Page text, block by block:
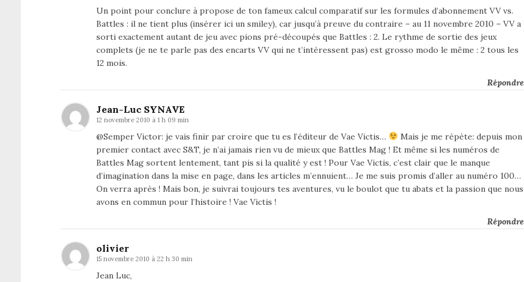
Un point pour conclure à propose de ton fameux calcul comparatif sur les formules d’abonnement VV vs.
Battles : il ne tient plus (insérer ici un smiley), car jusqu’à preuve du contraire – au 11 novembre 2010 – VV a
sorti exactement autant de jeu avec pions pré-découpés que Battles : 2. Le rythme de sortie des jeux
complets (je ne te parle pas des encarts VV qui ne t’intéressent pas) est grosso modo le même : 2 tous les
12 mois.
Répondre
Jean-Luc SYNAVE
12 novembre 2010 à 1 h 09 min
@Semper Victor: je vais finir par croire que tu es l’éditeur de Vae Victis…
Mais je me répète: depuis mon
premier contact avec S&T, je n’ai jamais rien vu de mieux que Battles Mag ! Et même si les numéros de
Battles Mag sortent lentement, tant pis si la qualité y est ! Pour Vae Victis, c’est clair que le manque
d’imagination dans la mise en page, dans les articles m’ennuient… Je me suis promis d’aller au numéro 100…
On verra après ! Mais bon, je suivrai toujours tes aventures, vu le boulot que tu abats et la passion que nous
avons en commun pour l’histoire ! Vae Victis !
Répondre
olivier
15 novembre 2010 à 22 h 30 min
Jean Luc,